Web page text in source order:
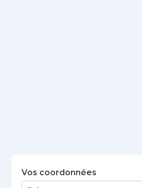
Vos coordonnées